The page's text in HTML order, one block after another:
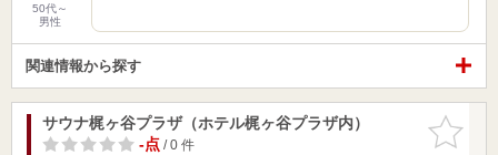
50代～
男性
関連情報から探す
お気に入
りに追加
サウナ梶ヶ谷プラザ（ホテル梶ヶ谷プラザ内）
-点/ 0 件